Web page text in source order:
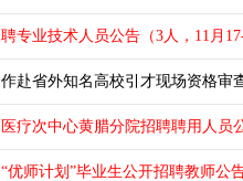
专业技术人员公告（3人，11月17-
赴省外知名高校引才现场资格审
疗次中心黄腊分院招聘聘用人员
师计划”毕业生公开招聘教师公